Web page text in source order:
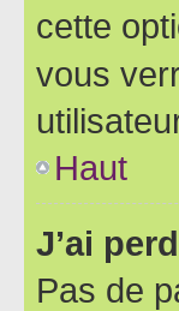
cette
vous
Haut
J’ai
Pas de